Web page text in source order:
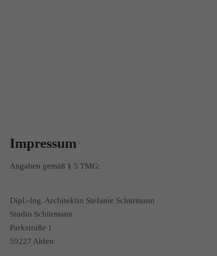
Impressum
Angaben gemäß § 5 TMG:
Dipl.-Ing. Architektin Stefanie Schürmann
Studio Schürmann
Parkstraße 1
59227 Ahlen